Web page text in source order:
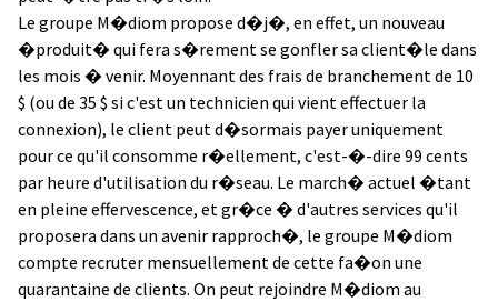
Le groupe M�diom propose d�j�, en effet, un nouveau
�produit� qui fera s�rement se gonfler sa client�le dans
les mois � venir. Moyennant des frais de branchement de 10
$ (ou de 35 $ si c'est un technicien qui vient effectuer la
connexion), le client peut d�sormais payer uniquement
pour ce qu'il consomme r�ellement, c'est-�-dire 99 cents
par heure d'utilisation du r�seau. Le march� actuel �tant
en pleine effervescence, et gr�ce � d'autres services qu'il
proposera dans un avenir rapproch�, le groupe M�diom
compte recruter mensuellement de cette fa�on une
quarantaine de clients. On peut rejoindre M�diom au